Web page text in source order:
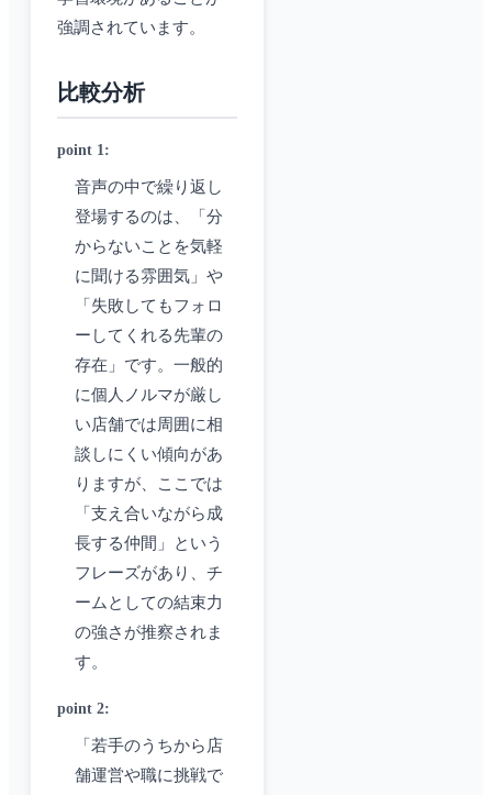
強調されています。
比較分析
point 1:
音声の中で繰り返し
登場するのは、「分
からないことを気軽
に聞ける雰囲気」や
「失敗してもフォロ
ーしてくれる先輩の
存在」です。一般的
に個人ノルマが厳し
い店舗では周囲に相
談しにくい傾向があ
りますが、ここでは
「支え合いながら成
長する仲間」という
フレーズがあり、チ
ームとしての結束力
の強さが推察されま
す。
point 2:
「若手のうちから店
舗運営や職に挑戦で